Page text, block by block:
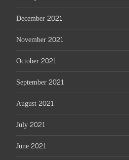
December 2021
November 2021
October 2021
September 2021
August 2021
July 2021
June 2021